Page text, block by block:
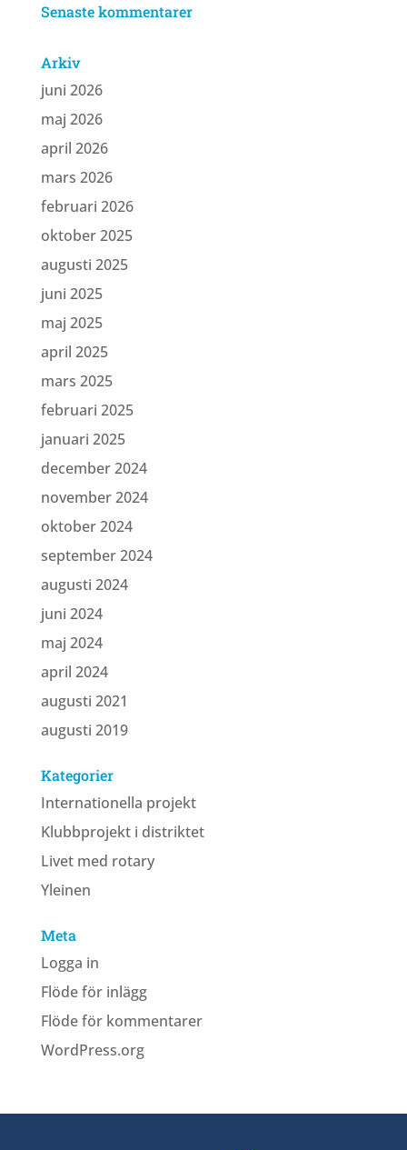
Senaste kommentarer
Arkiv
juni 2026
maj 2026
april 2026
mars 2026
februari 2026
oktober 2025
augusti 2025
juni 2025
maj 2025
april 2025
mars 2025
februari 2025
januari 2025
december 2024
november 2024
oktober 2024
september 2024
augusti 2024
juni 2024
maj 2024
april 2024
augusti 2021
augusti 2019
Kategorier
Internationella projekt
Klubbprojekt i distriktet
Livet med rotary
Yleinen
Meta
Logga in
Flöde för inlägg
Flöde för kommentarer
WordPress.org